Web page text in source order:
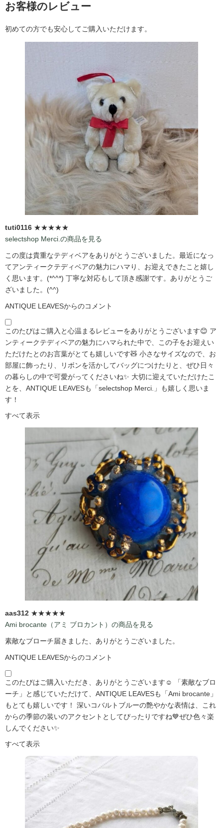
お客様のレビュー
初めての方でも安心してご購入いただけます。
tuti0116 ★★★★★
selectshop Merci.の商品を見る
この度は貴重なテディベアをありがとうございました。最近になっ
てアンティークテディベアの魅力にハマり、お迎えできたこと嬉し
く思います。(*^^*) 丁寧な対応もして頂き感謝です。ありがとうご
ざいました。(^^)
ANTIQUE LEAVESからのコメント
このたびはご購入と心温まるレビューをありがとうございます😊 ア
ンティークテディベアの魅力にハマられた中で、この子をお迎えい
ただけたとのお言葉がとても嬉しいです🧸 小さなサイズなので、お
部屋に飾ったり、リボンを活かしてバッグにつけたりと、ぜひ日々
の暮らしの中で可愛がってくださいね✨ 大切に迎えていただけたこ
とを、ANTIQUE LEAVESも「selectshop Merci.」も嬉しく思いま
す！
すべて表示
aas312 ★★★★★
Ami brocante（アミ ブロカント）の商品を見る
素敵なブローチ届きました、ありがとうございました。
ANTIQUE LEAVESからのコメント
このたびはご購入いただき、ありがとうございます☺️ 「素敵なブロ
ーチ」と感じていただけて、ANTIQUE LEAVESも「Ami brocante」
もとても嬉しいです！ 深いコバルトブルーの艶やかな表情は、これ
からの季節の装いのアクセントとしてぴったりですね💙ぜひ色々楽
しんでください✨
すべて表示